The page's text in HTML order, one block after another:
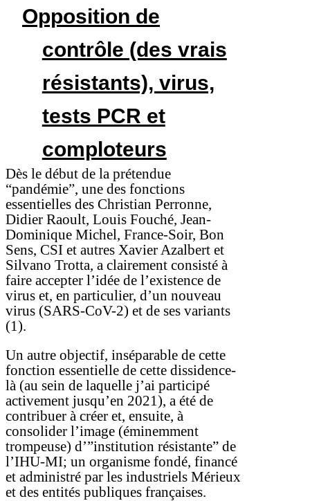
Opposition de
contrôle (des vrais
résistants), virus,
tests PCR et
comploteurs
Dès le début de la prétendue
“pandémie”, une des fonctions
essentielles des Christian Perronne,
Didier Raoult, Louis Fouché, Jean-
Dominique Michel, France-Soir, Bon
Sens, CSI et autres Xavier Azalbert et
Silvano Trotta, a clairement consisté à
faire accepter l’idée de l’existence de
virus et, en particulier, d’un nouveau
virus (SARS-CoV-2) et de ses variants
(1).
Un autre objectif, inséparable de cette
fonction essentielle de cette dissidence-
là (au sein de laquelle j’ai participé
activement jusqu’en 2021), a été de
contribuer à créer et, ensuite, à
consolider l’image (éminemment
trompeuse) d’”institution résistante” de
l’IHU-MI; un organisme fondé, financé
et administré par les industriels Mérieux
et des entités publiques françaises.